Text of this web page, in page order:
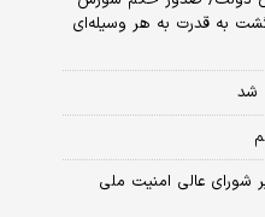
به قدرت به هر وسیله‌ای
شد
شورای ‌عالی امنیت ملی